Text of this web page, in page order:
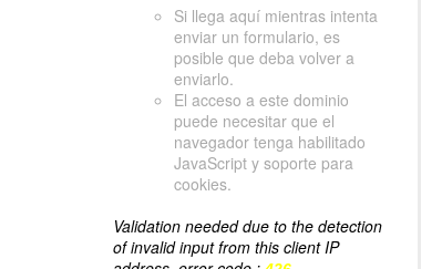
Si llega aquí mientras intenta
enviar un formulario, es
posible que deba volver a
enviarlo.
El acceso a este dominio
puede necesitar que el
navegador tenga habilitado
JavaScript y soporte para
cookies.
Validation needed due to the detection
of invalid input from this client IP